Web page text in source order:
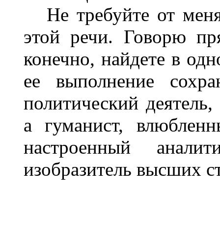
Не требуйте от
этой речи. Говорю
конечно, найдете в
ее выполнение
политический
а гуманист,
настроенный
изобразитель высших